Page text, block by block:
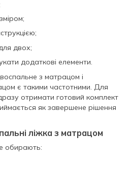
двох;
додаткові елементи.
з матрацом і
є такими частотними. Для
отримати готовий комплект
як завершене рішення
ліжка з матрацом
обирають: